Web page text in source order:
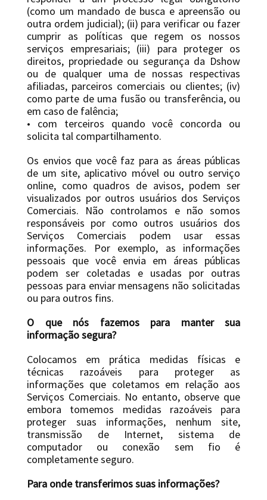
(como um mandado de busca e apreensão ou
outra ordem judicial); (ii) para verificar ou fazer
cumprir as políticas que regem os nossos
serviços empresariais; (iii) para proteger os
direitos, propriedade ou segurança da Dshow
ou de qualquer uma de nossas respectivas
afiliadas, parceiros comerciais ou clientes; (iv)
como parte de uma fusão ou transferência, ou
em caso de falência;
• com terceiros quando você concorda ou
solicita tal compartilhamento.
Os envios que você faz para as áreas públicas
de um site, aplicativo móvel ou outro serviço
online, como quadros de avisos, podem ser
visualizados por outros usuários dos Serviços
Comerciais. Não controlamos e não somos
responsáveis ​​por como outros usuários dos
Serviços Comerciais podem usar essas
informações. Por exemplo, as informações
pessoais que você envia em áreas públicas
podem ser coletadas e usadas por outras
pessoas para enviar mensagens não solicitadas
ou para outros fins.
O que nós fazemos para manter sua
informação segura?
Colocamos em prática medidas físicas e
técnicas razoáveis ​​para proteger as
informações que coletamos em relação aos
Serviços Comerciais. No entanto, observe que
embora tomemos medidas razoáveis ​​para
proteger suas informações, nenhum site,
transmissão de Internet, sistema de
computador ou conexão sem fio é
completamente seguro.
Para onde transferimos suas informações?